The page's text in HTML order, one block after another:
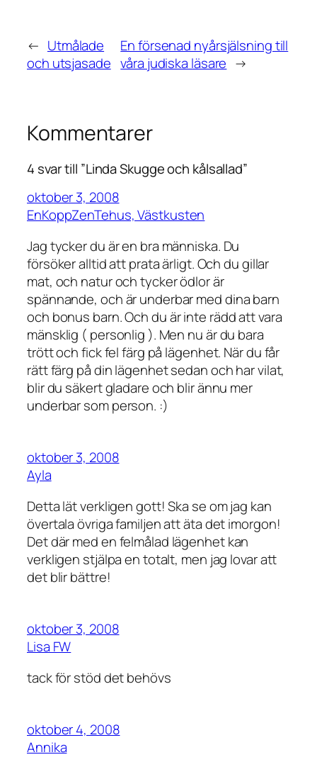
← Utmålade
och utsjasade
En försenad nyårsjälsning till
våra judiska läsare →
Kommentarer
4 svar till ”Linda Skugge och kålsallad”
oktober 3, 2008
EnKoppZenTehus, Västkusten
Jag tycker du är en bra människa. Du
försöker alltid att prata ärligt. Och du gillar
mat, och natur och tycker ödlor är
spännande, och är underbar med dina barn
och bonus barn. Och du är inte rädd att vara
mänsklig ( personlig ). Men nu är du bara
trött och fick fel färg på lägenhet. När du får
rätt färg på din lägenhet sedan och har vilat,
blir du säkert gladare och blir ännu mer
underbar som person. :)
oktober 3, 2008
Ayla
Detta lät verkligen gott! Ska se om jag kan
övertala övriga familjen att äta det imorgon!
Det där med en felmålad lägenhet kan
verkligen stjälpa en totalt, men jag lovar att
det blir bättre!
oktober 3, 2008
Lisa FW
tack för stöd det behövs
oktober 4, 2008
Annika